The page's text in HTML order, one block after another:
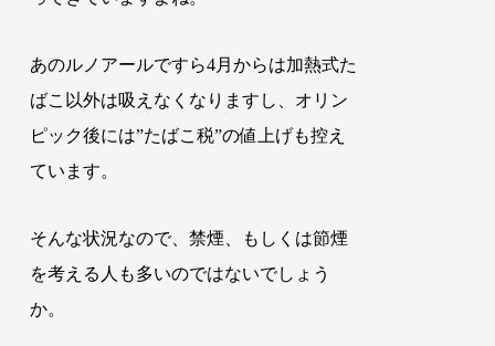
あのルノアールですら4月からは加熱式た
ばこ以外は吸えなくなりますし、オリン
ピック後には”たばこ税”の値上げも控え
ています。
そんな状況なので、禁煙、もしくは節煙
を考える人も多いのではないでしょう
か。